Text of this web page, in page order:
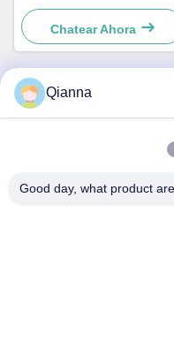
perros pequeños y gatos
sencillo y práctico
Chatear Ahora
No 793 de la calle
Qianna
Good day, what product